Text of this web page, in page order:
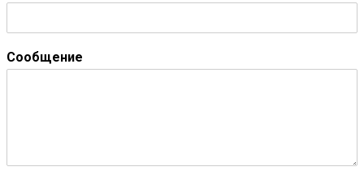
Сообщение